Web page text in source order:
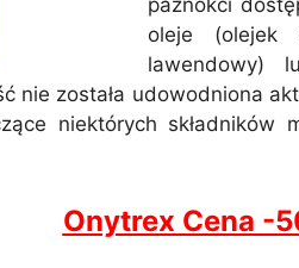
paznokci
oleje (olejek
lawendowy)
nie została udowodniona
niektórych składników
Onytrex Cena -